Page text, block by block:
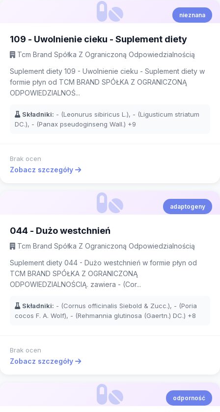
nieznana
109 - Uwolnienie cieku - Suplement diety
Tcm Brand Spółka Z Ograniczoną Odpowiedzialnością
Suplement diety 109 - Uwolnienie cieku - Suplement diety w
formie płyn od TCM BRAND SPÓŁKA Z OGRANICZONĄ
ODPOWIEDZIALNOŚ...
Składniki: - (Leonurus sibiricus L.), - (Ligusticum striatum
DC.), - (Panax pseudoginseng Wall.) +9
Brak ocen
Zobacz szczegóły
adaptogeny
044 - Dużo westchnień
Tcm Brand Spółka Z Ograniczoną Odpowiedzialnością
Suplement diety 044 - Dużo westchnień w formie płyn od
TCM BRAND SPÓŁKA Z OGRANICZONĄ
ODPOWIEDZIALNOŚCIĄ. zawiera - (Cor...
Składniki: - (Cornus officinalis Siebold & Zucc.), - (Poria
cocos F. A. Wolf), - (Rehmannia glutinosa (Gaertn.) DC.) +8
Brak ocen
Zobacz szczegóły
odporność